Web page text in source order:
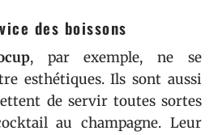
des boissons
, par exemple, ne se
esthétiques. Ils sont aussi
de servir toutes sortes
au champagne. Leur